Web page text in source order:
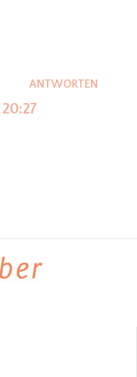
ANTWORTEN